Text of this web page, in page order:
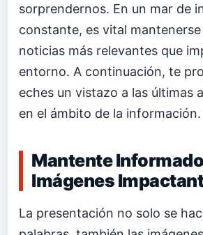
sorprendernos. En un mar de
constante, es vital
noticias más relevantes que
entorno. A continuación, te
eches un vistazo a las últimas
en el ámbito de la información.
Mantente
Imágenes
La presentación no solo se